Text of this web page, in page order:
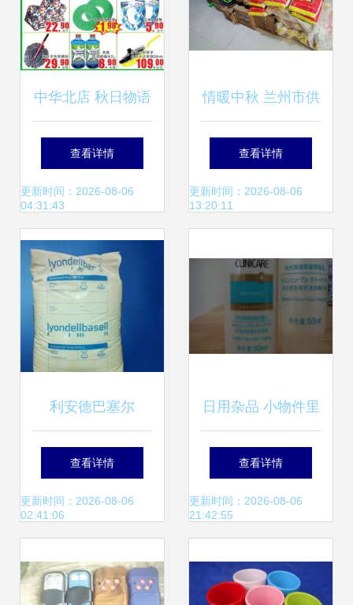
中华北店 秋日物语
中的日用杂品温暖
画卷
查看详情
更新时间：2026-08-06
04:31:43
情暖中秋 兰州市供
销社开展“大手牵小
手”关爱特殊儿童公
暖心相伴
查看详情
更新时间：2026-08-06
13:20:11
利安德巴塞尔
Hostalen ACP
5531B HDPE 日用
选
查看详情
更新时间：2026-08-06
02:41:06
日用杂品 小物件里
的大生活
查看详情
更新时间：2026-08-06
21:42:55